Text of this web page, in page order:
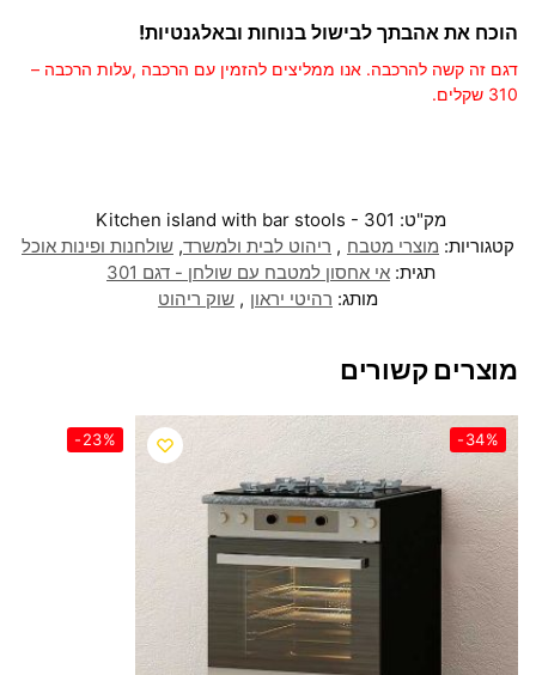
הוכח את אהבתך לבישול בנוחות ובאלגנטיות!
דגם זה קשה להרכבה. אנו ממליצים להזמין עם הרכבה ,עלות הרכבה –
310 שקלים.
מק"ט: Kitchen island with bar stools - 301
קטגוריות: מוצרי מטבח , ריהוט לבית ולמשרד, שולחנות ופינות אוכל
תגית: אי אחסון למטבח עם שולחן - דגם 301
מותג: רהיטי יראון , שוק ריהוט
מוצרים קשורים
-34%
-23%